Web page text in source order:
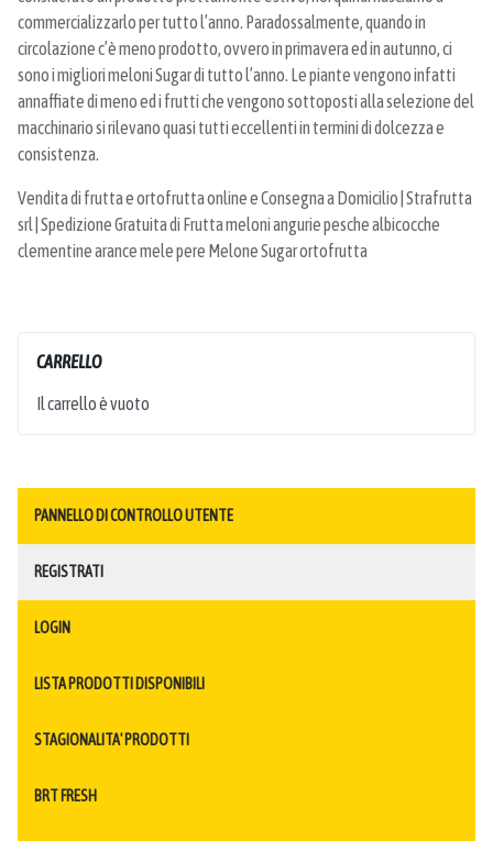
commercializzarlo per tutto l’anno. Paradossalmente, quando in
circolazione c’è meno prodotto, ovvero in primavera ed in autunno, ci
sono i migliori meloni Sugar di tutto l’anno. Le piante vengono infatti
annaffiate di meno ed i frutti che vengono sottoposti alla selezione del
macchinario si rilevano quasi tutti eccellenti in termini di dolcezza e
consistenza.
Vendita di frutta e ortofrutta online e Consegna a Domicilio | Strafrutta
srl | Spedizione Gratuita di Frutta meloni angurie pesche albicocche
clementine arance mele pere Melone Sugar ortofrutta
CARRELLO
Il carrello è vuoto
PANNELLO DI CONTROLLO UTENTE
REGISTRATI
LOGIN
LISTA PRODOTTI DISPONIBILI
STAGIONALITA' PRODOTTI
BRT FRESH